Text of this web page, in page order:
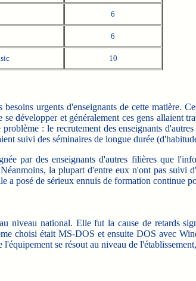
6
6
10
urgents d'enseignants de cette matière.
développer et généralement ces gens allaient
: le recrutement des enseignants
suivi des séminaires de longue durée
par des enseignants d'autres filières que
la plupart d'entre eux n'ont pas suivi
a posé de sérieux ennuis de formation continue
national. Elle fut la cause de retards
choisi était MS-DOS et ensuite DOS avec
se résout au niveau de